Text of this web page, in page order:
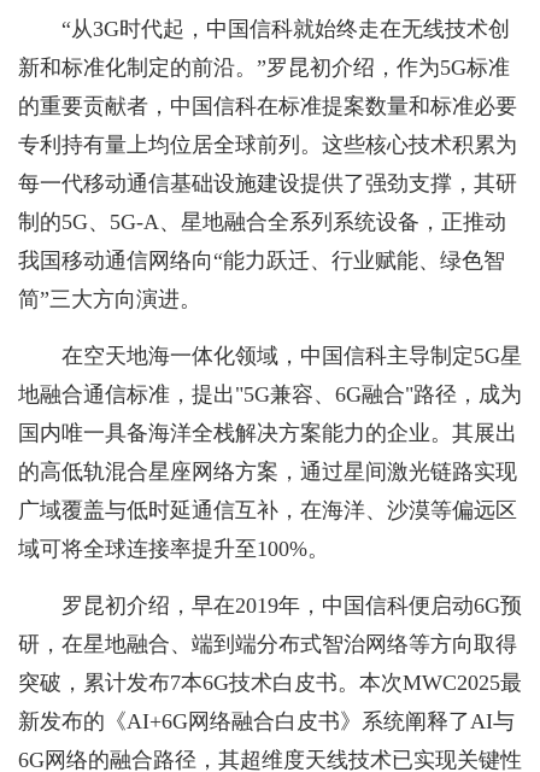
“从3G时代起，中国信科就始终走在无线技术创
新和标准化制定的前沿。”罗昆初介绍，作为5G标准
的重要贡献者，中国信科在标准提案数量和标准必要
专利持有量上均位居全球前列。这些核心技术积累为
每一代移动通信基础设施建设提供了强劲支撑，其研
制的5G、5G-A、星地融合全系列系统设备，正推动
我国移动通信网络向“能力跃迁、行业赋能、绿色智
简”三大方向演进。
在空天地海一体化领域，中国信科主导制定5G星
地融合通信标准，提出"5G兼容、6G融合"路径，成为
国内唯一具备海洋全栈解决方案能力的企业。其展出
的高低轨混合星座网络方案，通过星间激光链路实现
广域覆盖与低时延通信互补，在海洋、沙漠等偏远区
域可将全球连接率提升至100%。
罗昆初介绍，早在2019年，中国信科便启动6G预
研，在星地融合、端到端分布式智治网络等方向取得
突破，累计发布7本6G技术白皮书。本次MWC2025最
新发布的《AI+6G网络融合白皮书》系统阐释了AI与
6G网络的融合路径，其超维度天线技术已实现关键性